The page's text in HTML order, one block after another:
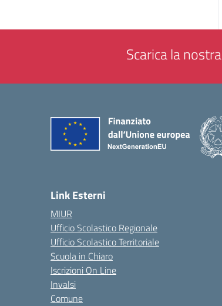
Scarica la
Link Esterni
MIUR
Ufficio Scolastico Regionale
Ufficio Scolastico Territoriale
Scuola in Chiaro
Iscrizioni On Line
Invalsi
Comune